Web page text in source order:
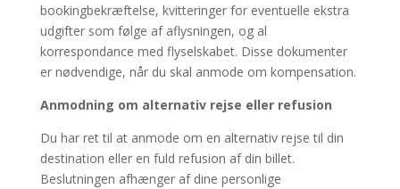
bookingbekræftelse, kvitteringer for eventuelle ekstra
udgifter som følge af aflysningen, og al
korrespondance med flyselskabet. Disse dokumenter
er nødvendige, når du skal anmode om kompensation.
Anmodning om alternativ rejse eller refusion
Du har ret til at anmode om en alternativ rejse til din
destination eller en fuld refusion af din billet.
Beslutningen afhænger af dine personlige